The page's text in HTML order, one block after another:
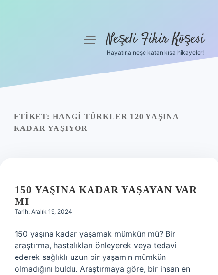
Yasal Uyarı
menüyüNeşeli Fikir Köşesi
Hayatına neşe katan kısa hikayeler!
ETIKET: HANGI TÜRKLER 120 YAŞINA
KADAR YAŞIYOR
150 YAŞINA KADAR YAŞAYAN VAR
MI
Tarih: Aralık 19, 2024
150 yaşına kadar yaşamak mümkün mü? Bir
araştırma, hastalıkları önleyerek veya tedavi
ederek sağlıklı uzun bir yaşamın mümkün
olmadığını buldu. Araştırmaya göre, bir insan en